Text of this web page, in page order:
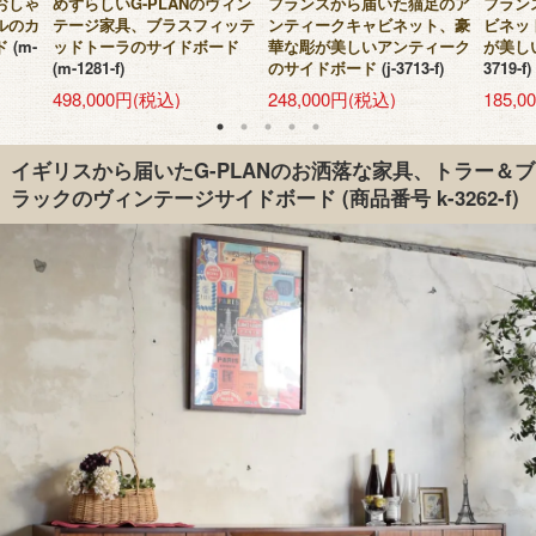
のカ
(m-
テージ家具、ブラスフィッテ
ッドトーラのサイドボード
(m-1281-f)
498,000円(税込)
ンティークキャビネット、豪
華な彫が美しいアンティーク
のサイドボード (j-3713-f)
248,000円(税込)
ビネ
が美し
3719-f)
イギリスから届いたG-PLANのお洒落な家具、トラー＆ブ
ラックのヴィンテージサイドボード (商品番号 k-3262-f)